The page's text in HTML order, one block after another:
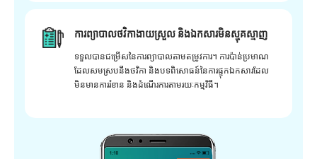
ការព្យាបាលថវិកាងាយស្រួល និងឯកសារមិនស្មុគស្មាញ
ទទួលបានជម្រើសនៃការព្យាបាលតាមតម្រូវការ។ ការប៉ាន់ប្រមាណ
ដែលសមស្របនឹងថវិកា និងបទពិសោធន៍នៃការផ្ទុកឯកសារដែល
មិនមានការរំខាន និងដំណើរការតាមរយៈកម្មវិធី។